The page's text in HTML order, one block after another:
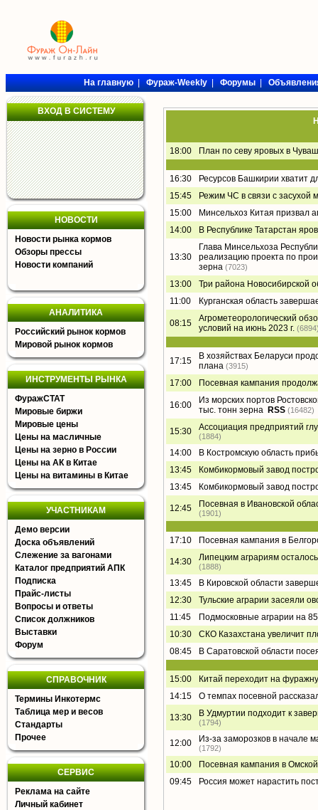
На главную|Фураж-Weekly|Форумы|
ВХОД В СИСТЕМУ
НОВОСТИ
Новости рынка кормов
Обзоры прессы
Новости компаний
АНАЛИТИКА
Российский рынок кормов
Мировой рынок кормов
ИНСТРУМЕНТЫ РЫНКА
ФуражСТАТ
Мировые биржи
Мировые цены
Цены на масличные
Цены на зерно в России
Цены на АК в Китае
Цены на витамины в Китае
УЧАСТНИКАМ
Демо версии
Доска объявлений
Слежение за вагонами
Каталог предприятий АПК
Подписка
Прайс-листы
Вопросы и ответы
Список должников
Выставки
Форум
СПРАВОЧНИК
Термины Инкотермс
Таблица мер и весов
Стандарты
Прочее
СЕРВИС
Реклама на сайте
Личный кабинет
18:00 План по севу яровых в
16:30
Ресурсов Башкирии хватит
15:45
Режим ЧС в связи с засухой
15:00
Минсельхоз Китая призвал
14:00
В Республике Татарстан
13:30
Глава Минсельхоза
реализацию проекта по
зерна (7023)
13:00
Три района Новосибирской
11:00
Курганская область
08:15
Агрометеорологический
условий на июнь 2023 г.
17:15
В хозяйствах Беларуси
плана (3915)
17:00 Посевная кампания
16:00
Из морских портов
тыс. тонн зерна RSS (16482)
15:30 Ассоциация предприятий
(1884)
14:00
В Костромскую область
13:45
Комбикормовый завод
13:45
Комбикормовый завод
12:45 Посевная в Ивановской
(1901)
17:10 Посевная кампания в
14:30 Липецким аграриям
(1888)
13:45
В Кировской области
12:30
Тульские аграрии засеяли
11:45
Подмосковные аграрии на
10:30
СКО Казахстана увеличит
08:45
В Саратовской области
15:00
Китай переходит на
14:15
О темпах посевной
13:30 В Удмуртии подходит к
(1794)
12:00 Из-за заморозков в начале
(1792)
10:00
Посевная кампания в
09:45
Россия может нарастить